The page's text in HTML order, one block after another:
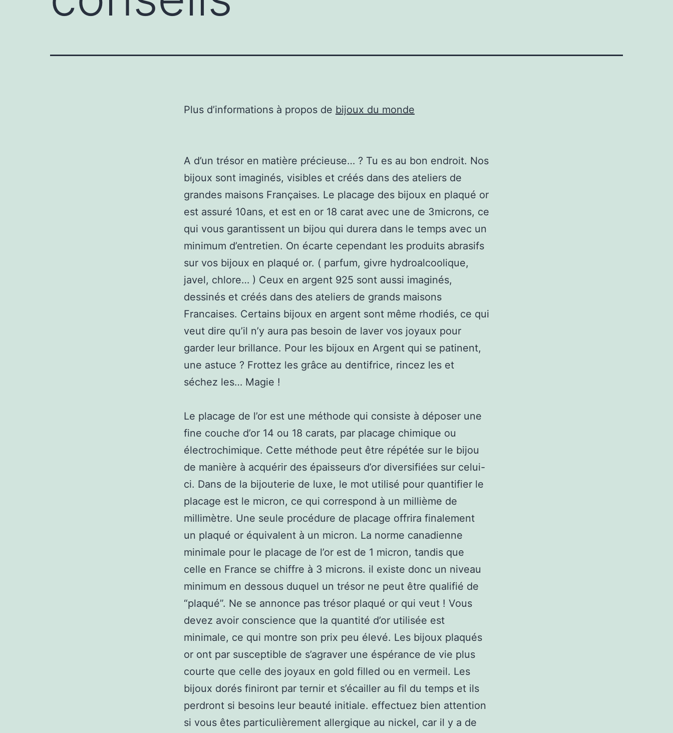
Plus d’informations à propos de bijoux du monde
A d’un trésor en matière précieuse… ? Tu es au bon endroit. Nos
bijoux sont imaginés, visibles et créés dans des ateliers de
grandes maisons Françaises. Le placage des bijoux en plaqué or
est assuré 10ans, et est en or 18 carat avec une de 3microns, ce
qui vous garantissent un bijou qui durera dans le temps avec un
minimum d’entretien. On écarte cependant les produits abrasifs
sur vos bijoux en plaqué or. ( parfum, givre hydroalcoolique,
javel, chlore… ) Ceux en argent 925 sont aussi imaginés,
dessinés et créés dans des ateliers de grands maisons
Francaises. Certains bijoux en argent sont même rhodiés, ce qui
veut dire qu’il n’y aura pas besoin de laver vos joyaux pour
garder leur brillance. Pour les bijoux en Argent qui se patinent,
une astuce ? Frottez les grâce au dentifrice, rincez les et
séchez les… Magie !
Le placage de l’or est une méthode qui consiste à déposer une
fine couche d’or 14 ou 18 carats, par placage chimique ou
électrochimique. Cette méthode peut être répétée sur le bijou
de manière à acquérir des épaisseurs d’or diversifiées sur celui-
ci. Dans de la bijouterie de luxe, le mot utilisé pour quantifier le
placage est le micron, ce qui correspond à un millième de
millimètre. Une seule procédure de placage offrira finalement
un plaqué or équivalent à un micron. La norme canadienne
minimale pour le placage de l’or est de 1 micron, tandis que
celle en France se chiffre à 3 microns. il existe donc un niveau
minimum en dessous duquel un trésor ne peut être qualifié de
“plaqué”. Ne se annonce pas trésor plaqué or qui veut ! Vous
devez avoir conscience que la quantité d’or utilisée est
minimale, ce qui montre son prix peu élevé. Les bijoux plaqués
or ont par susceptible de s’agraver une éspérance de vie plus
courte que celle des joyaux en gold filled ou en vermeil. Les
bijoux dorés finiront par ternir et s’écailler au fil du temps et ils
perdront si besoins leur beauté initiale. effectuez bien attention
si vous êtes particulièrement allergique au nickel, car il y a de